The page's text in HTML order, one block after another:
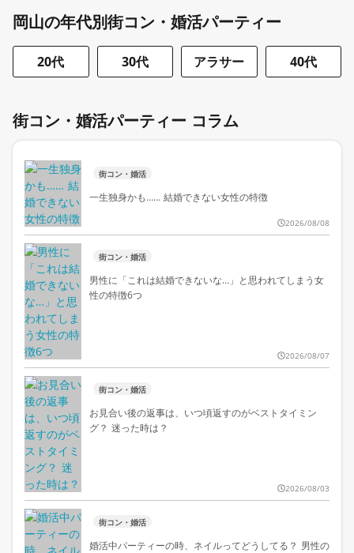
岡山の年代別街コン・婚活パーティー
20代 30代 アラサー 40代
街コン・婚活パーティー コラム
街コン・婚活
一生独身かも…… 結婚できない女性の特徴
2026/08/08
街コン・婚活
男性に「これは結婚できないな…」と思われてしまう女
性の特徴6つ
2026/08/07
街コン・婚活
お見合い後の返事は、いつ頃返すのがベストタイミン
グ？ 迷った時は？
2026/08/03
街コン・婚活
婚活中パーティーの時、ネイルってどうしてる？ 男性の